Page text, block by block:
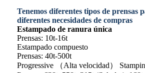
Tenemos diferentes tipos de prensas
diferentes necesidades de compras
Estampado de ranura única
Prensas: 10t-16t
Estampado compuesto
Prensas: 40t-500t
Progressive （Alta velocidad）